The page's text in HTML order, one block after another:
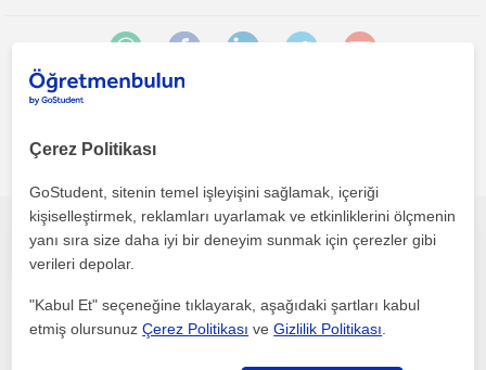
Mersin sehri bölgesinde ilginizi çekebilecek diğer Matematik
Matematik
Mersin Sehri
Çerez Politikası
GoStudent, sitenin temel işleyişini sağlamak, içeriği
kişiselleştirmek, reklamları uyarlamak ve etkinliklerini ölçmenin
yanı sıra size daha iyi bir deneyim sunmak için çerezler gibi
verileri depolar.
"Kabul Et" seçeneğine tıklayarak, aşağıdaki şartları kabul
etmiş olursunuzÇerez Politikası veGizlilik Politikası